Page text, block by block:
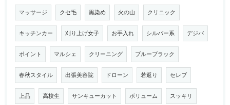
マッサージ クセ毛 黒染め 火の山 クリニック
キッチンカー 刈り上げ女子 お手入れ シルバー系 デジパ
ポイント マルシェ クリーニング ブルーブラック
春秋スタイル 出張美容院 ドローン 若返り セレブ
上品 高校生 サンキューカット ボリューム スッキリ